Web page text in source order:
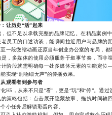
让历史“活”起来
不足以承载完整的品牌记忆。在精品案例
员工的口述访谈，能瞬间拉近用户与品牌的
一段微缩动画还原当年创业办公室的布局，
多媒体的使用必须服务于叙事节奏，而非
计阶段就需明确每一处多媒体元素的功能定
实现“润物细无声”的传播效果。
观看者到参与者
，从来不只是“看”，更是“玩”和“传”。通过
策略包括：点击展开隐藏故事、拖拽时间轴
小任务后解锁彩蛋内容。